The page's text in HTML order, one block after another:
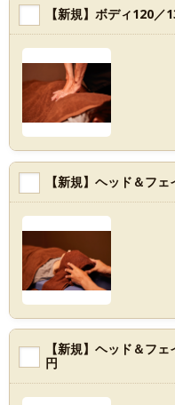
【新規】ボディ120
【新規】ヘッド＆フ
【新規】ヘッド＆フ
円